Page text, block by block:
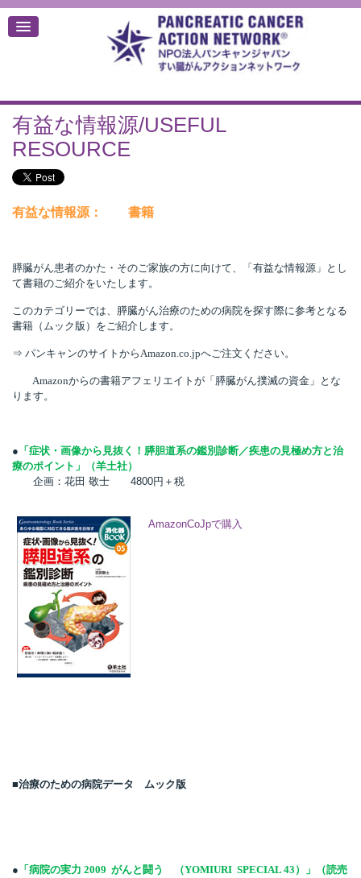
有益な情報源/USEFUL
RESOURCE
有益な情報源： 書籍
膵臓がん患者のかた・そのご家族の方に向けて、「有益な情報源」とし
て書籍のご紹介をいたします。
このカテゴリーでは、膵臓がん治療のための病院を探す際に参考となる
書籍（ムック版）をご紹介します。
⇒ パンキャンのサイトからAmazon.co.jpへご注文ください。
Amazonからの書籍アフェリエイトが「膵臓がん撲滅の資金」とな
ります。
● 「症状・画像から見抜く！膵胆道系の鑑別診断／疾患の見極め方と治
療のポイント」（羊土社）
企画：花田 敬士 4800円＋税
AmazonCoJpで購入
■治療のための病院データ ムック版
● 「病院の実力 2009 がんと闘う （YOMIURI SPECIAL 43 ）」（読売